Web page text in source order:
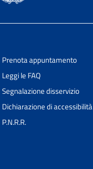
Prenota appuntamento
Leggi le FAQ
Segnalazione disservizio
Dichiarazione di accessibilità
P.N.R.R.